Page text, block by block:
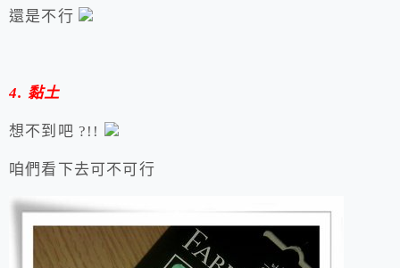
還是不行
4. 黏土
想不到吧 ?!!
咱們看下去可不可行